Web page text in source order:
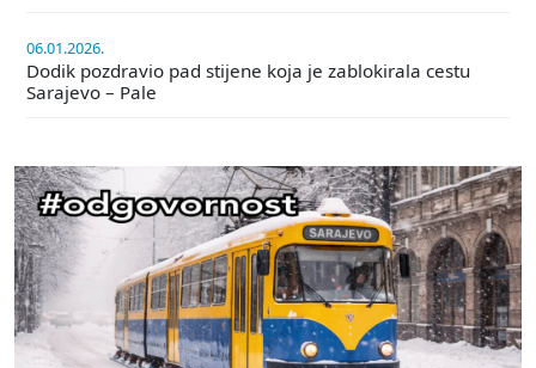
06.01.2026.
Dodik pozdravio pad stijene koja je zablokirala cestu
Sarajevo – Pale